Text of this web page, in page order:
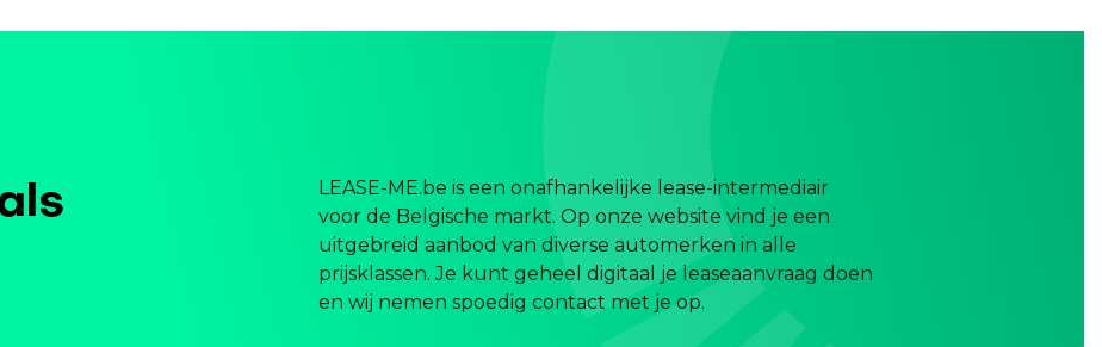
LEASE-ME.be is een onafhankelijke lease-intermediair
voor de Belgische markt. Op onze website vind je een
uitgebreid aanbod van diverse automerken in alle
prijsklassen. Je kunt geheel digitaal je leaseaanvraag doen
en wij nemen spoedig contact met je op.